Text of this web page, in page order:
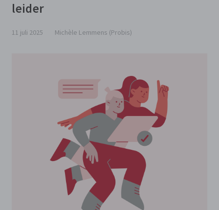
leider
11 juli 2025 Michèle Lemmens (Probis)